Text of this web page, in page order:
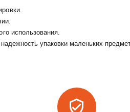
использования.
упаковки маленьких